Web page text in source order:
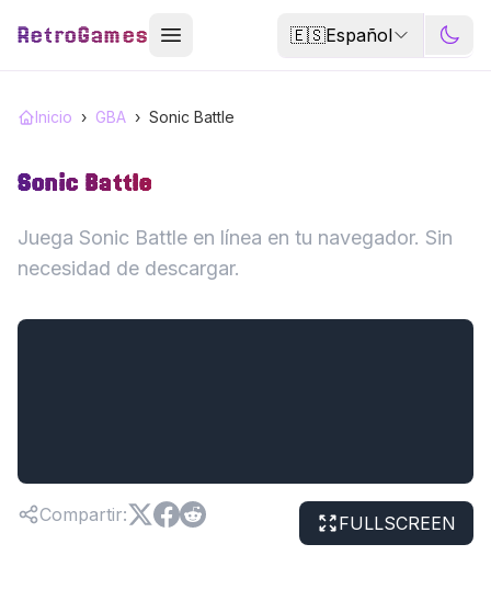
RetroGames 🇪🇸Español
Inicio › GBA › Sonic Battle
Sonic Battle
Juega Sonic Battle en línea en tu navegador. Sin
necesidad de descargar.
Compartir: FULLSCREEN